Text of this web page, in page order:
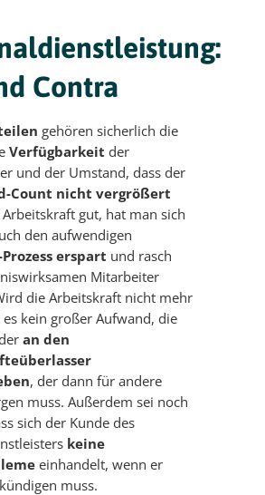
Contra
gehören sicherlich die
Verfügbarkeit der
und der Umstand, dass der
Count nicht vergrößert
gut, hat man sich
den aufwendigen
erspart und rasch
Mitarbeiter
die Arbeitskraft nicht mehr
kein großer Aufwand, die
an den
, der dann für andere
muss. Außerdem sei noch
sich der Kunde des
keine
einhandelt, wenn er
muss.